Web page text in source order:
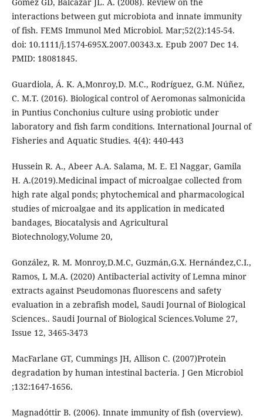
interactions between gut microbiota and innate immunity
of fish. FEMS Immunol Med Microbiol. Mar;52(2):145-54.
doi: 10.1111/j.1574-695X.2007.00343.x. Epub 2007 Dec 14.
PMID: 18081845.
Guardiola, Á. K. A,Monroy,D. M.C., Rodríguez, G.M. Núñez,
C. M.T. (2016). Biological control of Aeromonas salmonicida
in Puntius Conchonius culture using probiotic under
laboratory and fish farm conditions. International Journal of
Fisheries and Aquatic Studies. 4(4): 440-443
Hussein R. A., Abeer A.A. Salama, M. E. El Naggar, Gamila
H. A.(2019).Medicinal impact of microalgae collected from
high rate algal ponds; phytochemical and pharmacological
studies of microalgae and its application in medicated
bandages, Biocatalysis and Agricultural
Biotechnology,Volume 20,
González, R. M. Monroy,D.M.C, Guzmán,G.X. Hernández,C.I.,
Ramos, L M.A. (2020) Antibacterial activity of Lemna minor
extracts against Pseudomonas fluorescens and safety
evaluation in a zebrafish model, Saudi Journal of Biological
Sciences.. Saudi Journal of Biological Sciences.Volume 27,
Issue 12, 3465-3473
MacFarlane GT, Cummings JH, Allison C. (2007)Protein
degradation by human intestinal bacteria. J Gen Microbiol
;132:1647-1656.
Magnadóttir B. (2006). Innate immunity of fish (overview).